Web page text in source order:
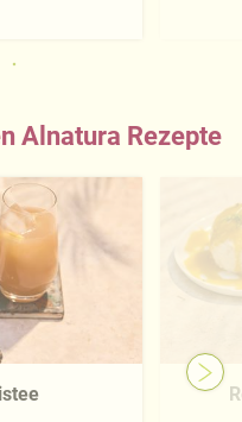
Alnatura Rezepte